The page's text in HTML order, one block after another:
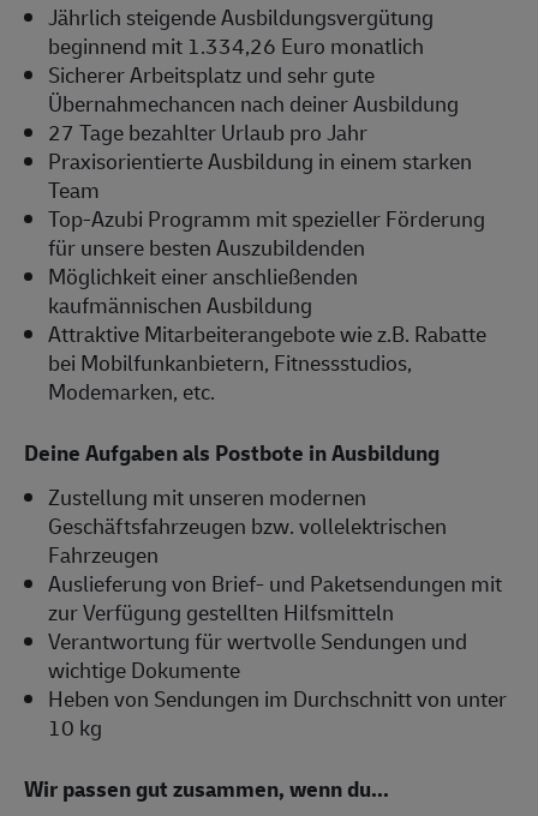
Jährlich steigende Ausbildungsvergütung
beginnend mit 1.334,26 Euro monatlich
Sicherer Arbeitsplatz und sehr gute
Übernahmechancen nach deiner Ausbildung
27 Tage bezahlter Urlaub pro Jahr
Praxisorientierte Ausbildung in einem starken
Team
Top-Azubi Programm mit spezieller Förderung
für unsere besten Auszubildenden
Möglichkeit einer anschließenden
kaufmännischen Ausbildung
Attraktive Mitarbeiterangebote wie z.B. Rabatte
bei Mobilfunkanbietern, Fitnessstudios,
Modemarken, etc.
Deine Aufgaben als Postbote in Ausbildung
Zustellung mit unseren modernen
Geschäftsfahrzeugen bzw. vollelektrischen
Fahrzeugen
Auslieferung von Brief- und Paketsendungen mit
zur Verfügung gestellten Hilfsmitteln
Verantwortung für wertvolle Sendungen und
wichtige Dokumente
Heben von Sendungen im Durchschnitt von unter
10 kg
Wir passen gut zusammen, wenn du...